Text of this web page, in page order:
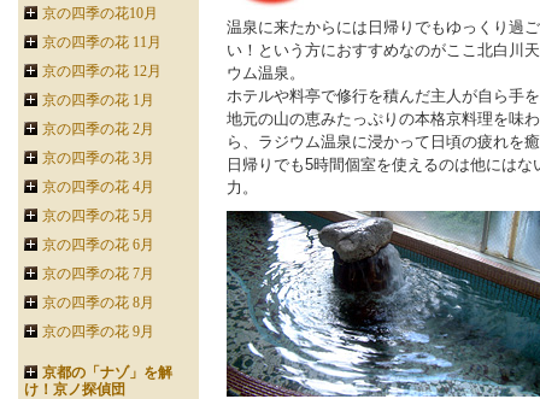
温泉に来たからには日帰りでもゆっくり過
い！という方におすすめなのがここ北白川
ウム温泉。
ホテルや料亭で修行を積んだ主人が自ら手
地元の山の恵みたっぷりの本格京料理を味
ら、ラジウム温泉に浸かって日頃の疲れを
日帰りでも5時間個室を使えるのは他にはな
力。
京の四季の花10月
京の四季の花 11月
京の四季の花 12月
京の四季の花 1月
京の四季の花 2月
京の四季の花 3月
京の四季の花 4月
京の四季の花 5月
京の四季の花 6月
京の四季の花 7月
京の四季の花 8月
京の四季の花 9月
京都の「ナゾ」を解
け！京ノ探偵団